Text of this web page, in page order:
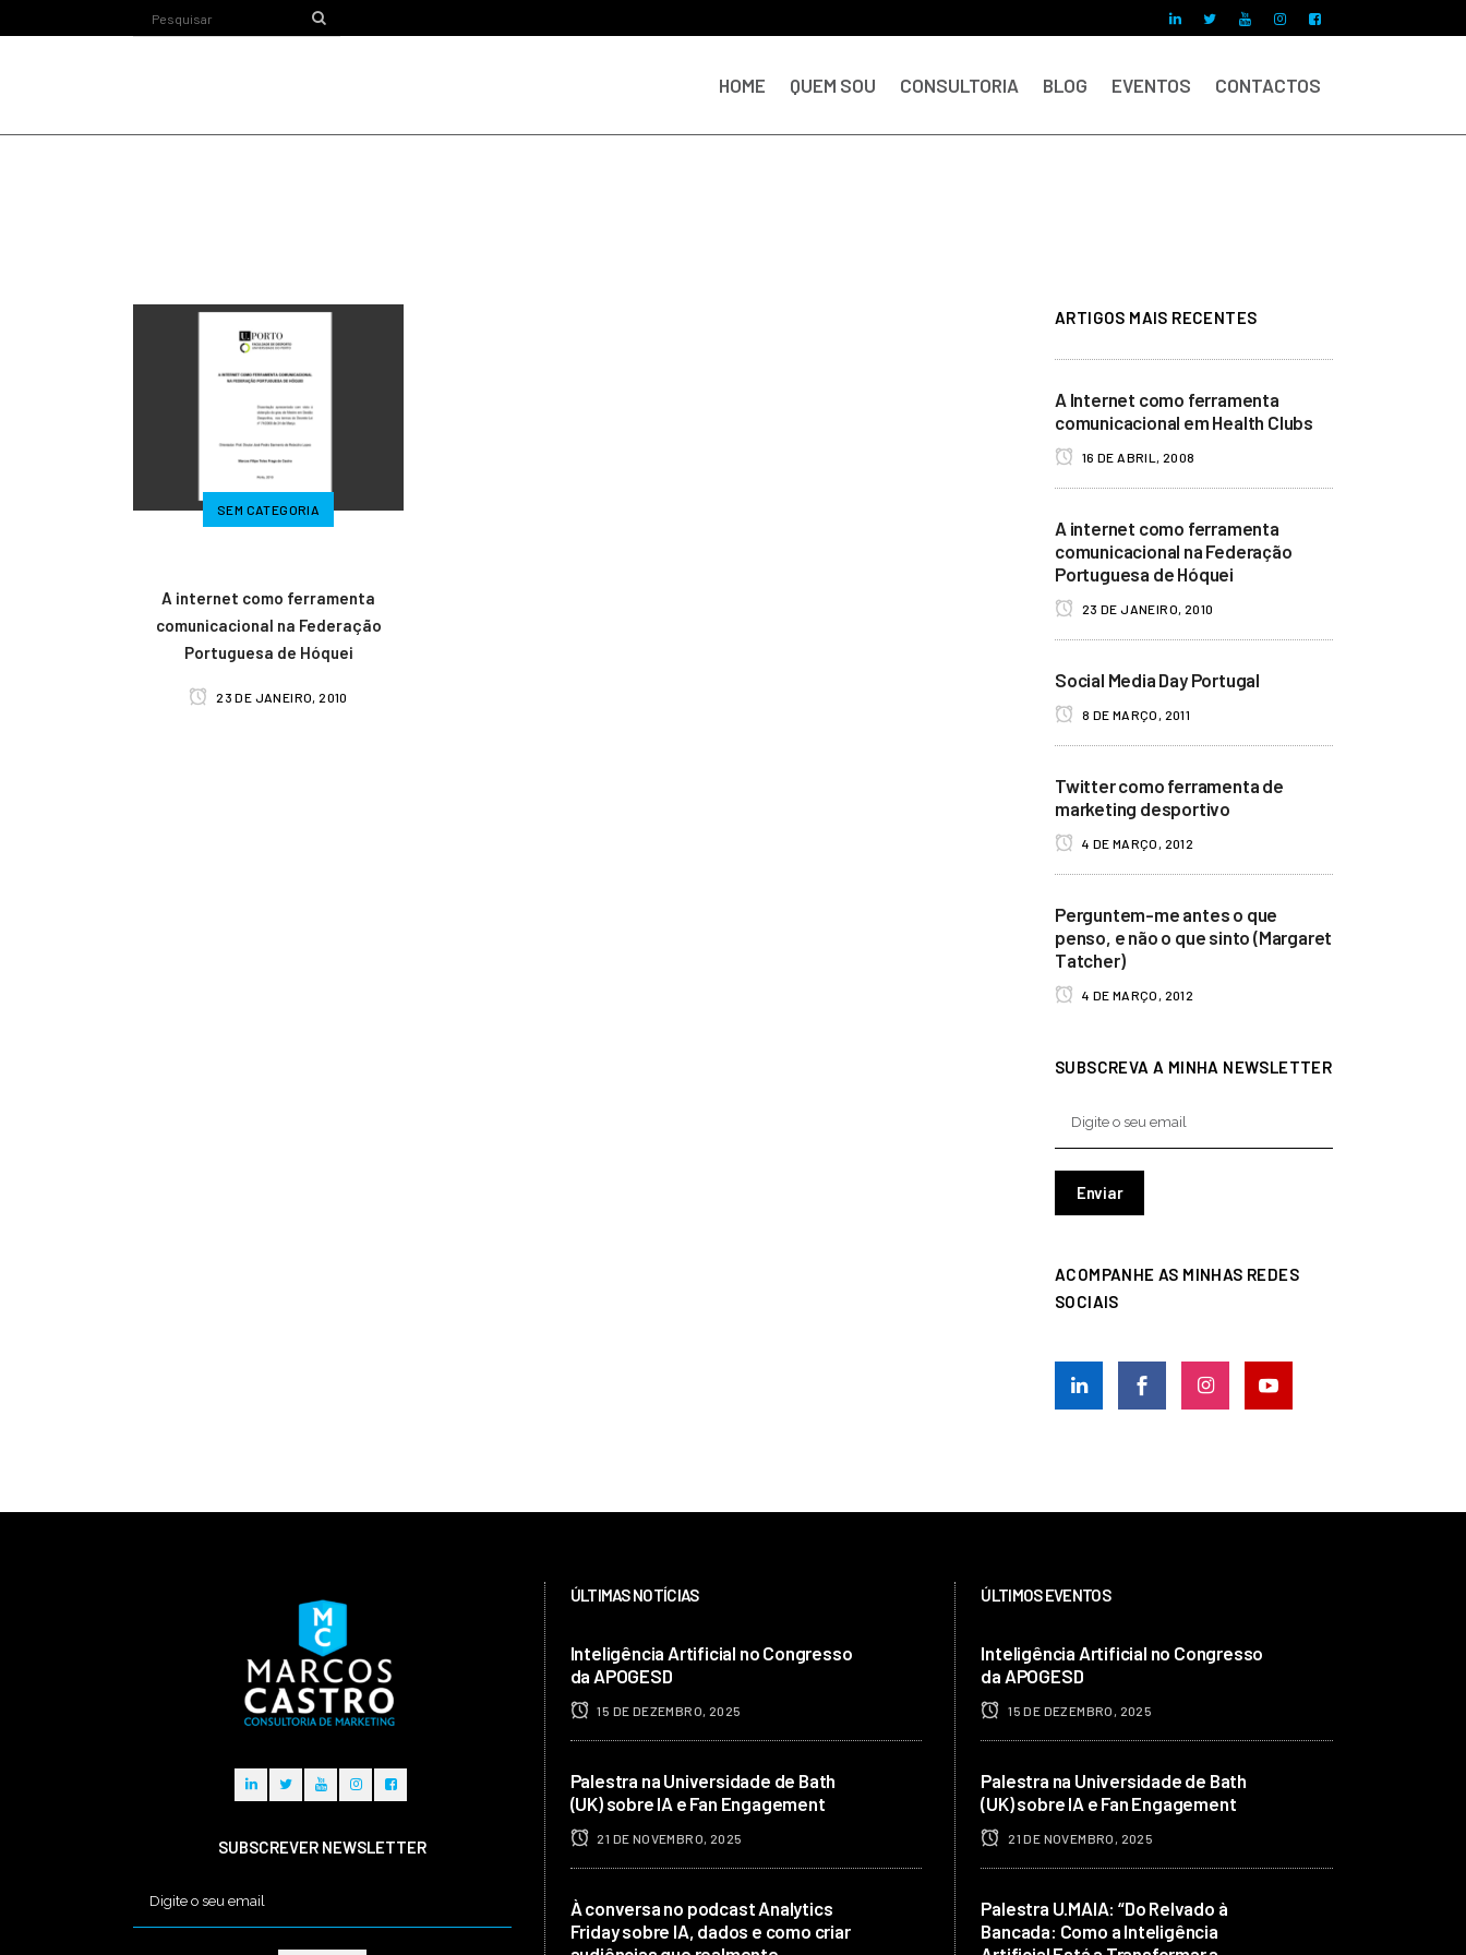
HOME QUEM SOU CONSULTORIA BLOG EVENTOS CONTACTOS
SEM CATEGORIA
A internet como ferramenta
comunicacional na Federação
Portuguesa de Hóquei
23 DE JANEIRO, 2010
ARTIGOS MAIS RECENTES
A Internet como ferramenta
comunicacional em Health Clubs
16 DE ABRIL, 2008
A internet como ferramenta
comunicacional na Federação
Portuguesa de Hóquei
23 DE JANEIRO, 2010
Social Media Day Portugal
8 DE MARÇO, 2011
Twitter como ferramenta de
marketing desportivo
4 DE MARÇO, 2012
Perguntem-me antes o que
penso, e não o que sinto (Margaret
Tatcher)
4 DE MARÇO, 2012
SUBSCREVA A MINHA NEWSLETTER
ACOMPANHE AS MINHAS REDES
SOCIAIS
SUBSCREVER NEWSLETTER
ÚLTIMAS NOTÍCIAS
Inteligência Artificial no Congresso
da APOGESD
15 DE DEZEMBRO, 2025
Palestra na Universidade de Bath
(UK) sobre IA e Fan Engagement
21 DE NOVEMBRO, 2025
À conversa no podcast Analytics
Friday sobre IA, dados e como criar
ÚLTIMOS EVENTOS
Inteligência Artificial no Congresso
da APOGESD
15 DE DEZEMBRO, 2025
Palestra na Universidade de Bath
(UK) sobre IA e Fan Engagement
21 DE NOVEMBRO, 2025
Palestra U.MAIA: “Do Relvado à
Bancada: Como a Inteligência